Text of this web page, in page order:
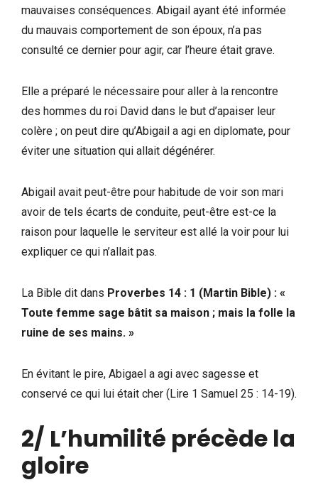
mauvaises conséquences. Abigail ayant été informée
du mauvais comportement de son époux, n’a pas
consulté ce dernier pour agir, car l’heure était grave.
Elle a préparé le nécessaire pour aller à la rencontre
des hommes du roi David dans le but d’apaiser leur
colère ; on peut dire qu’Abigail a agi en diplomate, pour
éviter une situation qui allait dégénérer.
Abigail avait peut-être pour habitude de voir son mari
avoir de tels écarts de conduite, peut-être est-ce la
raison pour laquelle le serviteur est allé la voir pour lui
expliquer ce qui n’allait pas.
La Bible dit dans Proverbes 14 : 1 (Martin Bible) : «
Toute femme sage bâtit sa maison ; mais la folle la
ruine de ses mains. »
En évitant le pire, Abigael a agi avec sagesse et
conservé ce qui lui était cher (Lire 1 Samuel 25 : 14-19).
2/ L’humilité précède la
gloire